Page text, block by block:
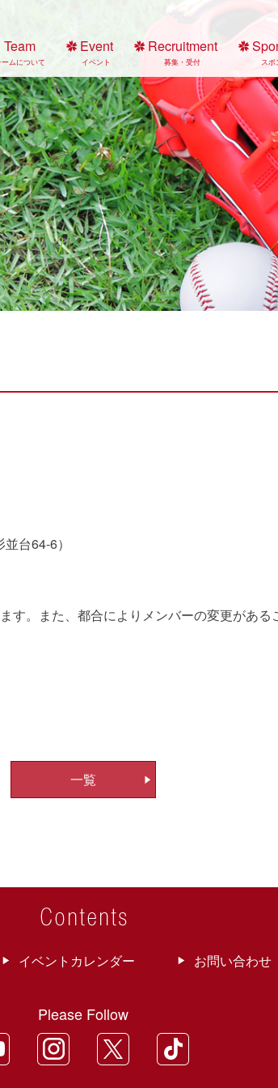
Team
ームについて
Event
イベント
Recruitment
募集・受付 スポ
台64-6）
す。また、都合によりメンバーの変更がある
一覧
イベントカレンダー お問い合わせ
Please Follow